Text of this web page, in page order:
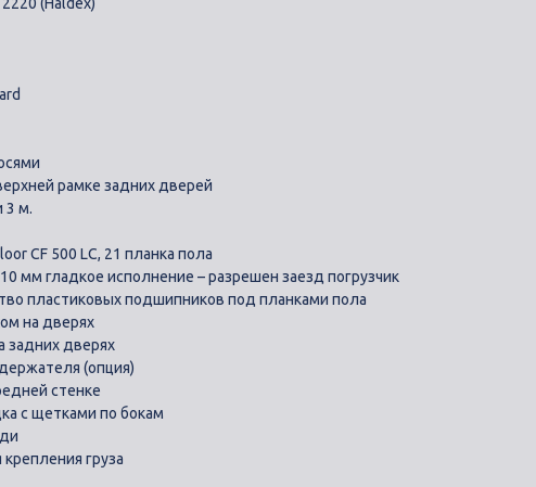
рамке задних дверей
3 м.
СF 500 LС, 21 плaнка пола
мм гладкое исполнение – разрешен заезд погрузчик
пластиковых подшипников под планками пола
на дверях
задних дверях
(опция)
стенке
с щетками по бокам
груза